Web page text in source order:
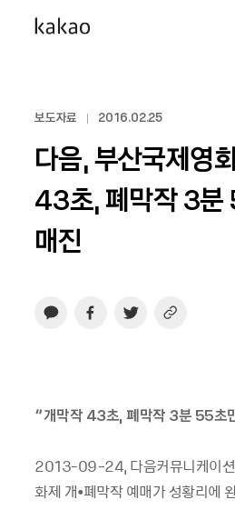
보도자료 2016.02.25
다음, 부산국제영
43초, 폐막작 3분
매진
“개막작 43초, 폐막작 3분 55초
2013-09-24, 다음커뮤니케이션
화제 개•폐막작 예매가 성황리에